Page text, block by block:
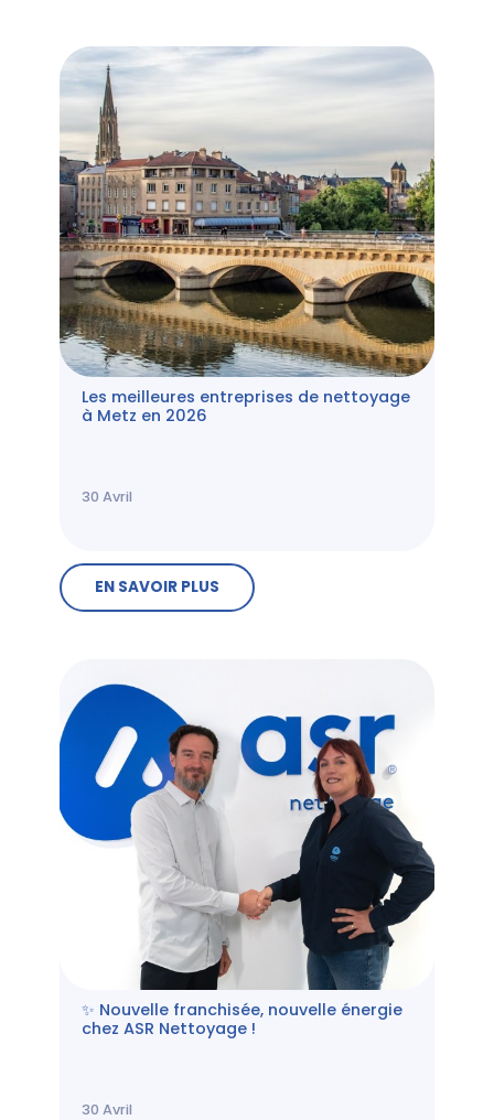
Les meilleures entreprises de nettoyage
à Metz en 2026
30 Avril
EN SAVOIR PLUS
✨ Nouvelle franchisée, nouvelle énergie
chez ASR Nettoyage !
30 Avril